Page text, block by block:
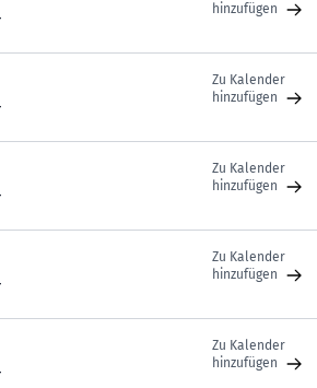
hinzufügen
Zu Kalender
hinzufügen
Zu Kalender
hinzufügen
Zu Kalender
hinzufügen
Zu Kalender
hinzufügen